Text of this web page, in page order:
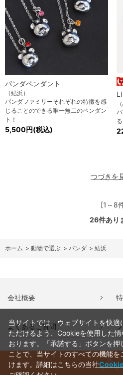
パンダペンダント
（結浜）
パンダファミリーそれぞれの特徴を感
じることのできる唯一無二のペンダン
ト！
5,500円(税込)
る
つづきを
[1～8
26件あり
ホーム > 動物で選ぶ > パンダ > 結浜
会社概要
よくあるご質問
当サイトでは、ウェブサイトを快適
ただけるよう、Cookieを使用した情
おります。「承諾する」ボタンを押
ことで、当サイトのすべての機能を
けます。詳細はこちらの当社